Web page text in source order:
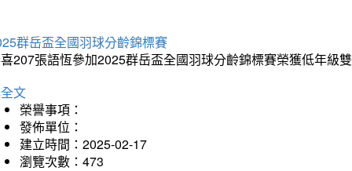
群岳盃全國羽球分齡錦標賽
207張語恆參加2025群岳盃全國羽球分齡錦標賽榮獲低年級
文
榮譽事項：
發佈單位：
建立時間：2025-02-17
瀏覽次數：473